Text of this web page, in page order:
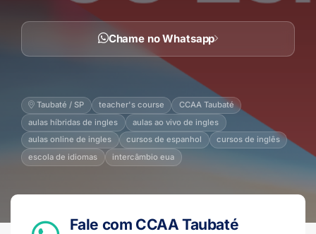
Chame no Whatsapp
Taubaté / SP teacher's course
CCAA Taubaté
aulas híbridas de ingles
aulas ao vivo de ingles
aulas online de ingles
cursos de espanhol
cursos de inglês
escola de idiomas
intercâmbio eua
Fale com CCAA Taubaté